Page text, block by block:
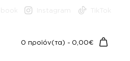
0 προϊόν(τα) - 0,00€